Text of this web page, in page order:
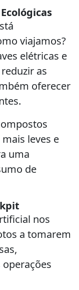
viajamos?
elétricas e
as
oferecer
leves e
uma
de
nos
a tomarem